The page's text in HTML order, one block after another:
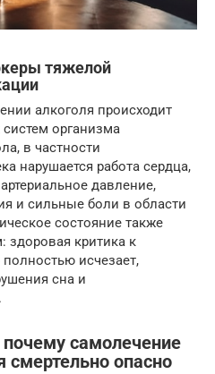
тяжелой
алкоголя происходит
систем организма
в частности
нарушается работа сердца,
давление,
и сильные боли в области
состояние также
здоровая критика к
исчезает,
сна и
самолечение
смертельно опасно